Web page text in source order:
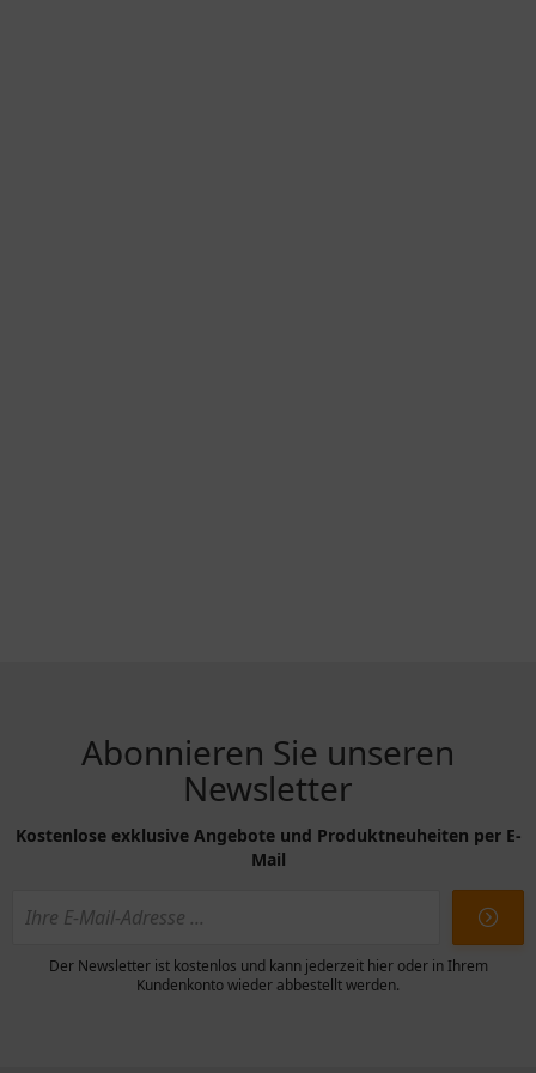
Abonnieren Sie unseren
Newsletter
Kostenlose exklusive Angebote und Produktneuheiten per E-
Mail
Der Newsletter ist kostenlos und kann jederzeit hier oder in Ihrem
Kundenkonto wieder abbestellt werden.